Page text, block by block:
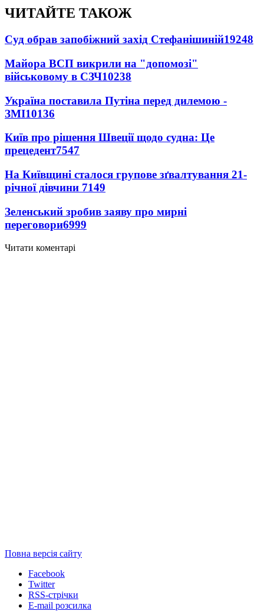
ЧИТАЙТЕ ТАКОЖ
Суд обрав запобіжний захід Стефанішиній19248
Майора ВСП викрили на "допомозі"
військовому в СЗЧ10238
Україна поставила Путіна перед дилемою -
ЗМІ10136
Київ про рішення Швеції щодо судна: Це
прецедент7547
На Київщині сталося групове зґвалтування 21-
річної дівчини 7149
Зеленський зробив заяву про мирні
переговори6999
Читати коментарі
Повна версія сайту
Facebook
Twitter
RSS-стрічки
E-mail розсилка